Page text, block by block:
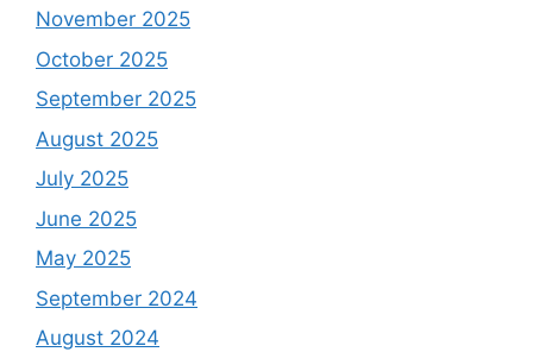
November 2025
October 2025
September 2025
August 2025
July 2025
June 2025
May 2025
September 2024
August 2024